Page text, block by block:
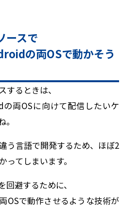
ースで
の両OSで動かそう
するときは、
両OSに向けて配信したいケ
う言語で開発するため、ほぼ2
ってしまいます。
回避するために、
OSで動作させるような技術が